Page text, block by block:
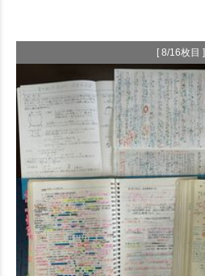
[ 8/16枚目 ]